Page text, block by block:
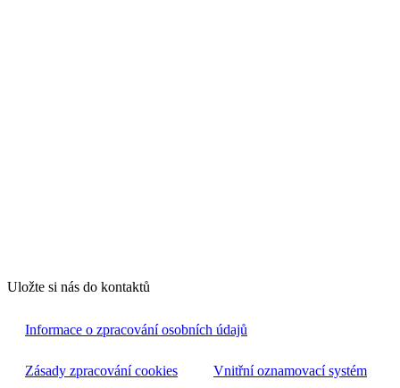
Uložte si nás do kontaktů
Informace o zpracování osobních údajů
Zásady zpracování cookies Vnitřní oznamovací systém